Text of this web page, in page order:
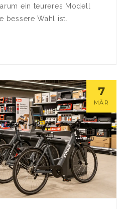
ein teureres Modell
bessere Wahl ist.
7
MÄR